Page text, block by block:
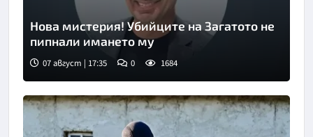
Нова мистерия! Убийците на Загатото не
пипнали имането му
07 август | 17:35 0 1684